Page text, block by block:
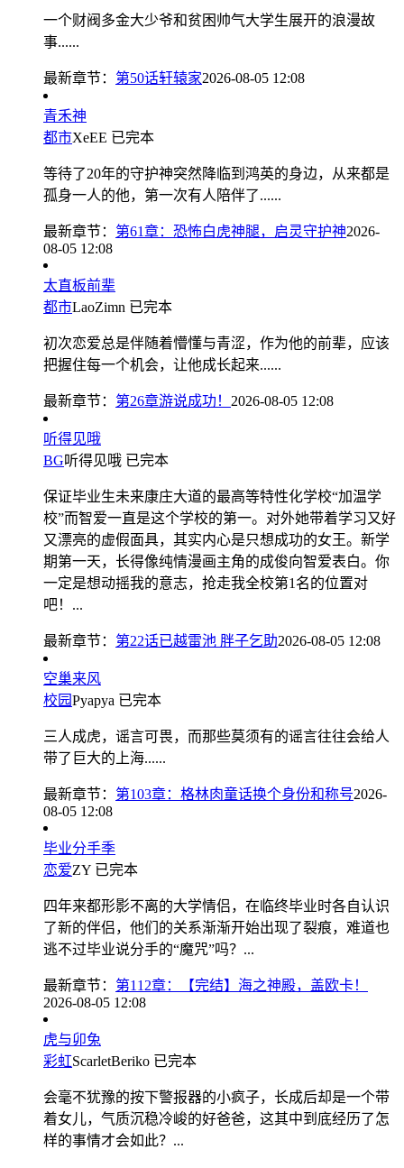
一个财阀多金大少爷和贫困帅气大学生展开的浪漫故
事......
最新章节： 第50话轩辕家2026-08-05 12:08
青禾神
都市XeEE 已完本
等待了20年的守护神突然降临到鸿英的身边，从来都是
孤身一人的他，第一次有人陪伴了......
最新章节： 第61章：恐怖白虎神腿，启灵守护神2026-
08-05 12:08
太直板前辈
都市LaoZimn 已完本
初次恋爱总是伴随着懵懂与青涩，作为他的前辈，应该
把握住每一个机会，让他成长起来......
最新章节： 第26章游说成功！ 2026-08-05 12:08
听得见哦
BG听得见哦 已完本
保证毕业生未来康庄大道的最高等特性化学校“加温学
校”而智爱一直是这个学校的第一。对外她带着学习又好
又漂亮的虚假面具，其实内心是只想成功的女王。新学
期第一天，长得像纯情漫画主角的成俊向智爱表白。你
一定是想动摇我的意志，抢走我全校第1名的位置对
吧！...
最新章节： 第22话已越雷池 胖子乞助2026-08-05 12:08
空巢来风
校园Pyapya 已完本
三人成虎，谣言可畏，而那些莫须有的谣言往往会给人
带了巨大的上海......
最新章节： 第103章：格林肉童话换个身份和称号2026-
08-05 12:08
毕业分手季
恋爱ZY 已完本
四年来都形影不离的大学情侣，在临终毕业时各自认识
了新的伴侣，他们的关系渐渐开始出现了裂痕，难道也
逃不过毕业说分手的“魔咒”吗？...
最新章节： 第112章：【完结】海之神殿，盖欧卡！
2026-08-05 12:08
虎与卯兔
彩虹ScarletBeriko 已完本
会毫不犹豫的按下警报器的小疯子，长成后却是一个带
着女儿，气质沉稳冷峻的好爸爸，这其中到底经历了怎
样的事情才会如此？...